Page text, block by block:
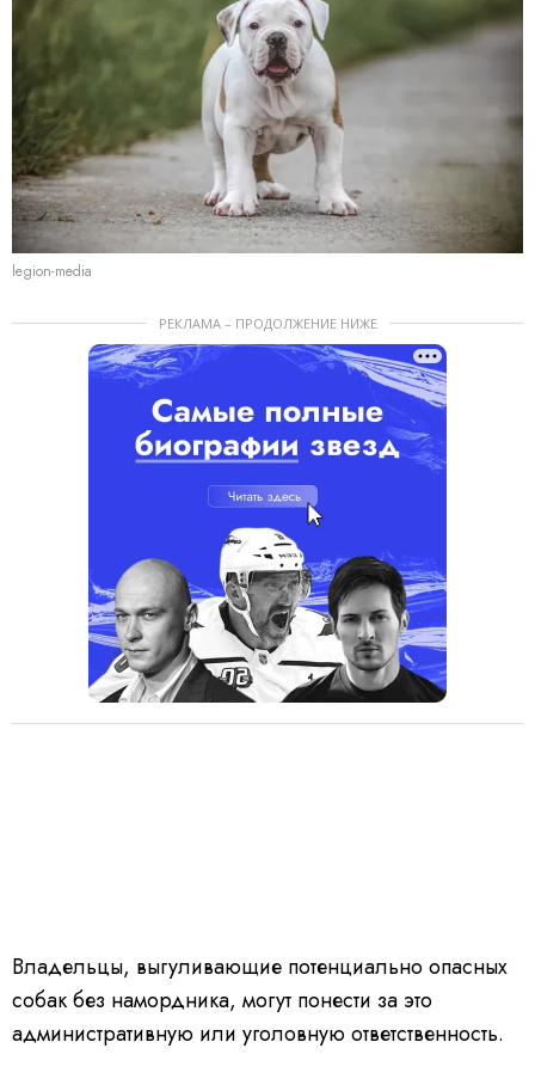
legion-media
РЕКЛАМА – ПРОДОЛЖЕНИЕ НИЖЕ
Владельцы, выгуливающие потенциально опасных
собак без намордника, могут понести за это
административную или уголовную ответственность.